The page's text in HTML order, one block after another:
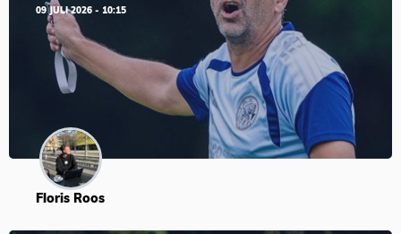
09 JULI 2026 - 10:15
Floris Roos